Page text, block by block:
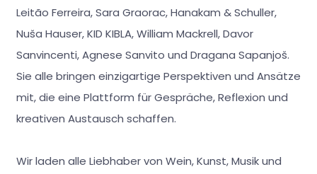
Leitão Ferreira, Sara Graorac, Hanakam & Schuller,
Nuša Hauser, KID KIBLA, William Mackrell, Davor
Sanvincenti, Agnese Sanvito und Dragana Sapanjoš.
Sie alle bringen einzigartige Perspektiven und Ansätze
mit, die eine Plattform für Gespräche, Reflexion und
kreativen Austausch schaffen.
Wir laden alle Liebhaber von Wein, Kunst, Musik und